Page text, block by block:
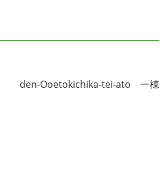
den-Ooetokichika-tei-ato 一棟